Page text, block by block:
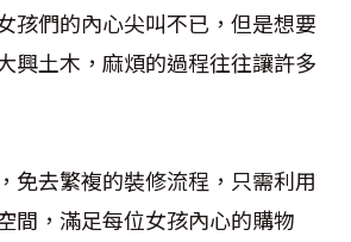
孩們的內心尖叫不已，但是想要
興土木，麻煩的過程往往讓許多
免去繁複的裝修流程，只需利用
間，滿足每位女孩內心的購物